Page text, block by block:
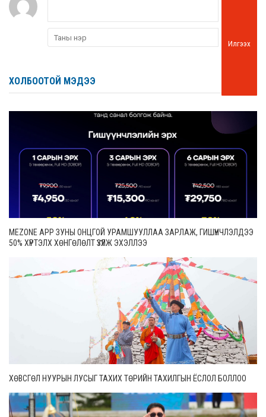
Илгээх
ХОЛБООТОЙ МЭДЭЭ
MEZONE APP ЗУНЫ ОНЦГОЙ УРАМШУУЛЛАА ЗАРЛАЖ, ГИШҮҮНЧЛЭЛДЭЭ
50% ХҮРТЭЛХ ХӨНГӨЛӨЛТ ҮЗҮҮЛЖ ЭХЭЛЛЭЭ
ХӨВСГӨЛ НУУРЫН ЛУСЫГ ТАХИХ ТӨРИЙН ТАХИЛГЫН ЁСЛОЛ БОЛЛОО